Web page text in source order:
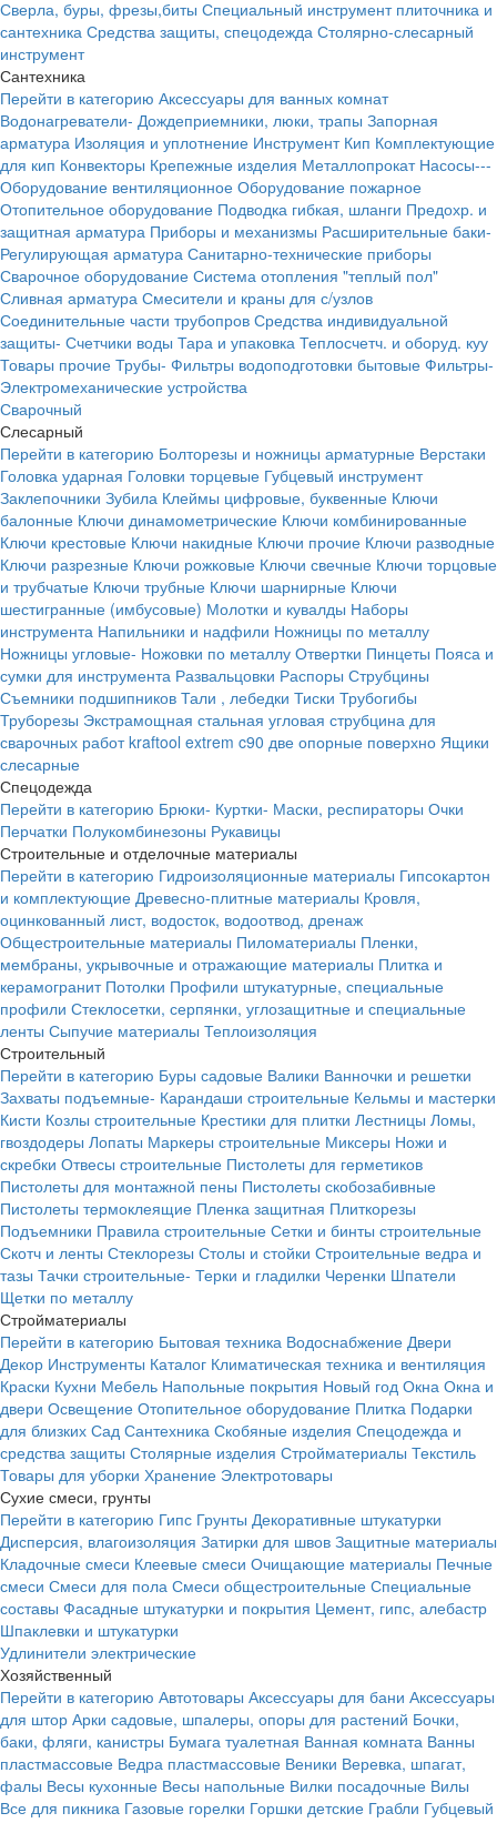
Сверла, буры, фрезы,биты Специальный инструмент плиточника и
сантехника Средства защиты, спецодежда Столярно-слесарный
инструмент
Сантехника
Перейти в категорию Аксессуары для ванных комнат
Водонагреватели- Дождеприемники, люки, трапы Запорная
арматура Изоляция и уплотнение Инструмент Кип Комплектующие
для кип Конвекторы Крепежные изделия Металлопрокат Насосы---
Оборудование вентиляционное Оборудование пожарное
Отопительное оборудование Подводка гибкая, шланги Предохр. и
защитная арматура Приборы и механизмы Расширительные баки-
Регулирующая арматура Санитарно-технические приборы
Сварочное оборудование Система отопления "теплый пол"
Сливная арматура Смесители и краны для с/узлов
Соединительные части трубопров Средства индивидуальной
защиты- Счетчики воды Тара и упаковка Теплосчетч. и оборуд. куу
Товары прочие Трубы- Фильтры водоподготовки бытовые Фильтры-
Электромеханические устройства
Сварочный
Слесарный
Перейти в категорию Болторезы и ножницы арматурные Верстаки
Головка ударная Головки торцевые Губцевый инструмент
Заклепочники Зубила Клеймы цифровые, буквенные Ключи
балонные Ключи динамометрические Ключи комбинированные
Ключи крестовые Ключи накидные Ключи прочие Ключи разводные
Ключи разрезные Ключи рожковые Ключи свечные Ключи торцовые
и трубчатые Ключи трубные Ключи шарнирные Ключи
шестигранные (имбусовые) Молотки и кувалды Наборы
инструмента Напильники и надфили Ножницы по металлу
Ножницы угловые- Ножовки по металлу Отвертки Пинцеты Пояса и
сумки для инструмента Развальцовки Распоры Струбцины
Съемники подшипников Тали , лебедки Тиски Трубогибы
Труборезы Экстрамощная стальная угловая струбцина для
сварочных работ kraftool extrem c90 две опорные поверхно Ящики
слесарные
Спецодежда
Перейти в категорию Брюки- Куртки- Маски, респираторы Очки
Перчатки Полукомбинезоны Рукавицы
Строительные и отделочные материалы
Перейти в категорию Гидроизоляционные материалы Гипсокартон
и комплектующие Древесно-плитные материалы Кровля,
оцинкованный лист, водосток, водоотвод, дренаж
Общестроительные материалы Пиломатериалы Пленки,
мембраны, укрывочные и отражающие материалы Плитка и
керамогранит Потолки Профили штукатурные, специальные
профили Стеклосетки, серпянки, углозащитные и специальные
ленты Сыпучие материалы Теплоизоляция
Строительный
Перейти в категорию Буры садовые Валики Ванночки и решетки
Захваты подъемные- Карандаши строительные Кельмы и мастерки
Кисти Козлы строительные Крестики для плитки Лестницы Ломы,
гвоздодеры Лопаты Маркеры строительные Миксеры Ножи и
скребки Отвесы строительные Пистолеты для герметиков
Пистолеты для монтажной пены Пистолеты скобозабивные
Пистолеты термоклеящие Пленка защитная Плиткорезы
Подъемники Правила строительные Сетки и бинты строительные
Скотч и ленты Стеклорезы Столы и стойки Строительные ведра и
тазы Тачки строительные- Терки и гладилки Черенки Шпатели
Щетки по металлу
Стройматериалы
Перейти в категорию Бытовая техника Водоснабжение Двери
Декор Инструменты Каталог Климатическая техника и вентиляция
Краски Кухни Мебель Напольные покрытия Новый год Окна Окна и
двери Освещение Отопительное оборудование Плитка Подарки
для близких Сад Сантехника Скобяные изделия Спецодежда и
средства защиты Столярные изделия Стройматериалы Текстиль
Товары для уборки Хранение Электротовары
Сухие смеси, грунты
Перейти в категорию Гипс Грунты Декоративные штукатурки
Дисперсия, влагоизоляция Затирки для швов Защитные материалы
Кладочные смеси Клеевые смеси Очищающие материалы Печные
смеси Смеси для пола Смеси общестроительные Специальные
составы Фасадные штукатурки и покрытия Цемент, гипс, алебастр
Шпаклевки и штукатурки
Удлинители электрические
Хозяйственный
Перейти в категорию Автотовары Аксессуары для бани Аксессуары
для штор Арки садовые, шпалеры, опоры для растений Бочки,
баки, фляги, канистры Бумага туалетная Ванная комната Ванны
пластмассовые Ведра пластмассовые Веники Веревка, шпагат,
фалы Весы кухонные Весы напольные Вилки посадочные Вилы
Все для пикника Газовые горелки Горшки детские Грабли Губцевый